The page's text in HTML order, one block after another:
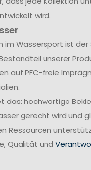
wird.
im Wassersport ist der
unserer
auf PFC-freie
das: hochwertige
gerecht wird und
Ressourcen
Qualität und